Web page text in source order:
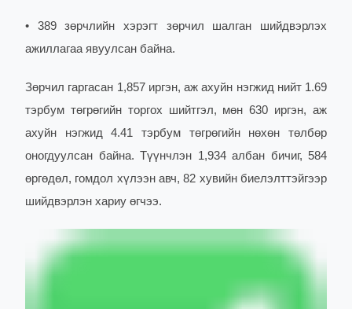
• 389 зөрчлийн хэрэгт зөрчил шалган шийдвэрлэх
ажиллагаа явуулсан байна.
Зөрчил гаргасан 1,857 иргэн, аж ахуйн нэгжид нийт 1.69
тэрбум төгрөгийн торгох шийтгэл, мөн 630 иргэн, аж
ахуйн нэгжид 4.41 тэрбум төгрөгийн нөхөн төлбөр
оногдуулсан байна. Түүнчлэн 1,934 албан бичиг, 584
өргөдөл, гомдол хүлээн авч, 82 хувийн биелэлттэйгээр
шийдвэрлэн хариу өгчээ.